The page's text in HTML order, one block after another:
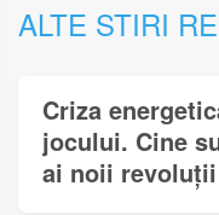
ALTE STIRI
Criza
jocului. Cine
ai noii